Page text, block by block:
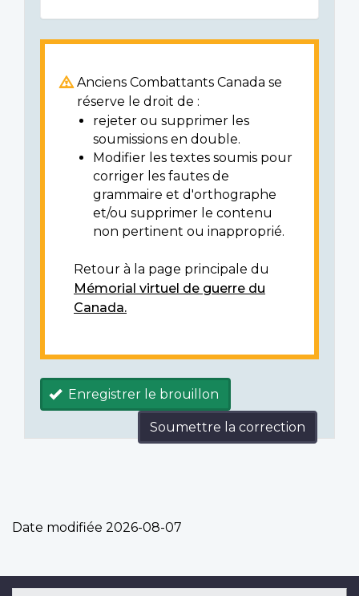
Anciens Combattants Canada se
réserve le droit de :
rejeter ou supprimer les
soumissions en double.
Modifier les textes soumis pour
corriger les fautes de
grammaire et d'orthographe
et/ou supprimer le contenu
non pertinent ou inapproprié.
Retour à la page principale du
Mémorial virtuel de guerre du
Canada.
Enregistrer le brouillon
Soumettre la correction
Date modifiée 2026-08-07